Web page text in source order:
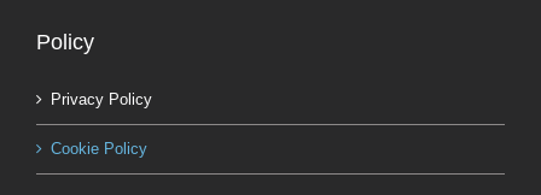
Policy
Privacy Policy
Cookie Policy